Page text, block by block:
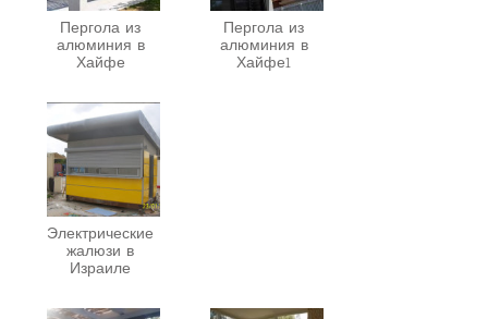
Пергола из
алюминия в
Хайфе
Пергола из
алюминия в
Хайфе1
Электрические
жалюзи в
Израиле